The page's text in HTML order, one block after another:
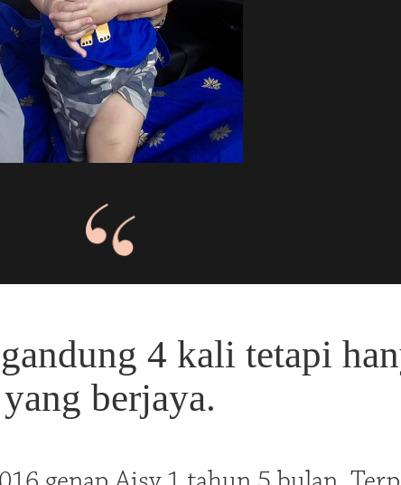
4 kali tetapi
yang berjaya.